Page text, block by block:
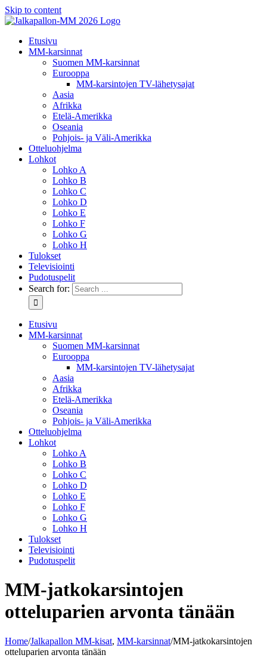
Skip to content
Etusivu
MM-karsinnat
Suomen MM-karsinnat
Eurooppa
MM-karsintojen TV-lähetysajat
Aasia
Afrikka
Etelä-Amerikka
Oseania
Pohjois- ja Väli-Amerikka
Otteluohjelma
Lohkot
Lohko A
Lohko B
Lohko C
Lohko D
Lohko E
Lohko F
Lohko G
Lohko H
Tulokset
Televisiointi
Pudotuspelit
Search for:
Etusivu
MM-karsinnat
Suomen MM-karsinnat
Eurooppa
MM-karsintojen TV-lähetysajat
Aasia
Afrikka
Etelä-Amerikka
Oseania
Pohjois- ja Väli-Amerikka
Otteluohjelma
Lohkot
Lohko A
Lohko B
Lohko C
Lohko D
Lohko E
Lohko F
Lohko G
Lohko H
Tulokset
Televisiointi
Pudotuspelit
MM-jatkokarsintojen
otteluparien arvonta tänään
Home/Jalkapallon MM-kisat, MM-karsinnat/MM-jatkokarsintojen
otteluparien arvonta tänään